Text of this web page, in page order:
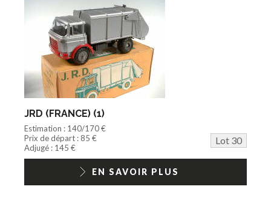
JRD (FRANCE) (1)
Estimation : 140/170 €
Prix de départ : 85 €
Lot 30
Adjugé : 145 €
EN SAVOIR PLUS